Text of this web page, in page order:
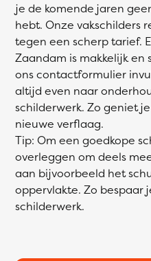
je de komende jaren
hebt. Onze vakschilders
tegen een scherp tarief.
Zaandam is makkelijk en
ons contactformulier
altijd even naar
schilderwerk. Zo geniet
nieuwe verflaag.
Tip: Om een goedkope
overleggen om deels
aan bijvoorbeeld het
oppervlakte. Zo bespaar
schilderwerk.